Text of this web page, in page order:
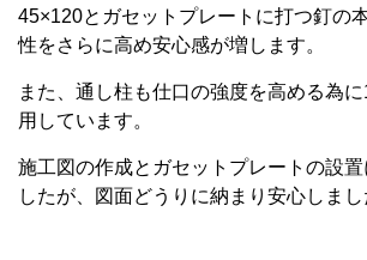
45×120とガセットプレートに打つ釘の
性をさらに高め安心感が増します。
また、通し柱も仕口の強度を高める為
用しています。
施工図の作成とガセットプレートの設置
したが、図面どうりに納まり安心しまし